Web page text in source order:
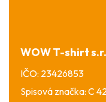
WOW T-shirt
IČO: 23426853
Spisová značka: C